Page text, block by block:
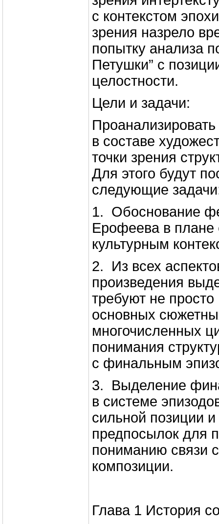
с контекстом
зрения назрело
попытку анализа
Петушки” с
целостности.
Цели и задачи:
в составе
точки зрения
Для этого будут
следующие
1. Обоснование
Ерофеева в плане
культурным
2. Из всех
произведения
требуют не
основных
многочисленных
понимания
с финальным
3. Выделение
в системе
сильной позиции
предпосылок для
пониманию связи
композиции.
Глава 1 История